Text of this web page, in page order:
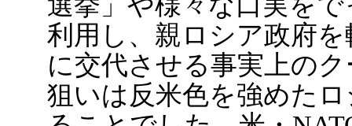
利用し、親ロシア政府
に交代させる事実上の
狙いは反米色を強めた